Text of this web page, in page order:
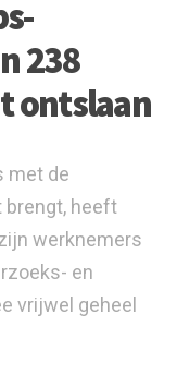
238
ontslaan
met de
brengt, heeft
werknemers
en
vrijwel geheel